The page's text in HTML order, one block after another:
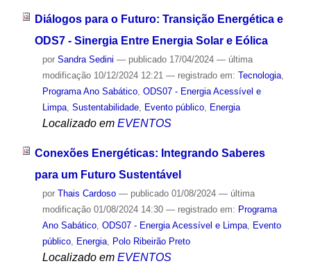
Diálogos para o Futuro: Transição Energética e
ODS7 - Sinergia Entre Energia Solar e Eólica
por Sandra Sedini — publicado17/04/2024 — última
modificação10/12/2024 12:21 — registrado em: Tecnologia,
Programa Ano Sabático, ODS07 - Energia Acessível e
Limpa, Sustentabilidade, Evento público, Energia
Localizado em EVENTOS
Conexões Energéticas: Integrando Saberes
para um Futuro Sustentável
por Thais Cardoso — publicado01/08/2024 — última
modificação01/08/2024 14:30 — registrado em: Programa
Ano Sabático, ODS07 - Energia Acessível e Limpa, Evento
público, Energia, Polo Ribeirão Preto
Localizado em EVENTOS